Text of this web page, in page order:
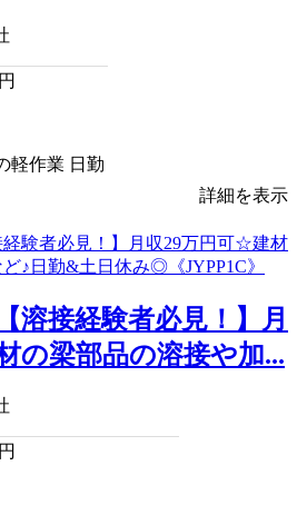
円
軽作業 日勤
詳細を表示
溶接経験者必見！】月
の梁部品の溶接や加...
円